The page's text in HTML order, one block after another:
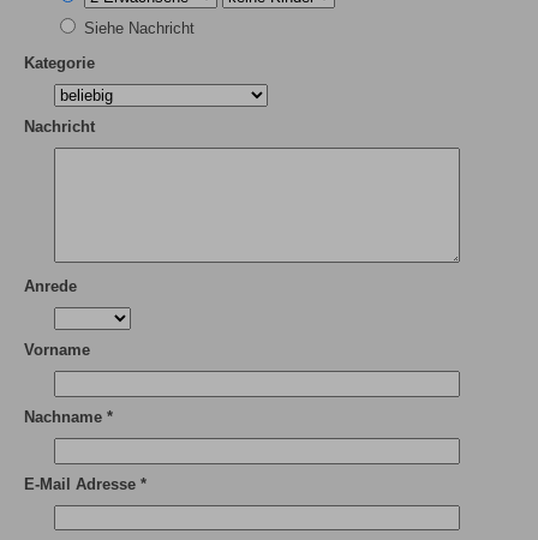
Siehe Nachricht
Kategorie
Nachricht
Anrede
Vorname
Nachname *
E-Mail Adresse *